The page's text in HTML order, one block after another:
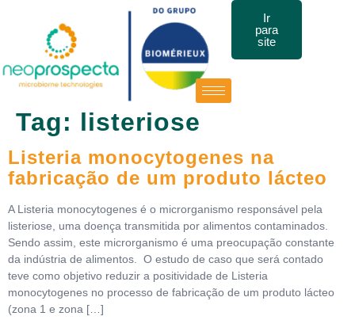
Ir
para
site
Tag: listeriose
Listeria monocytogenes na
fabricação de um produto lácteo
A Listeria monocytogenes é o microrganismo responsável pela
listeriose, uma doença transmitida por alimentos contaminados.
Sendo assim, este microrganismo é uma preocupação constante
da indústria de alimentos. O estudo de caso que será contado
teve como objetivo reduzir a positividade de Listeria
monocytogenes no processo de fabricação de um produto lácteo
(zona 1 e zona […]